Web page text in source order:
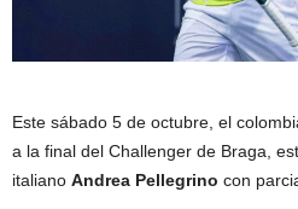
Este sábado 5 de octubre, el
a la final del Challenger de Braga,
italiano Andrea Pellegrino con